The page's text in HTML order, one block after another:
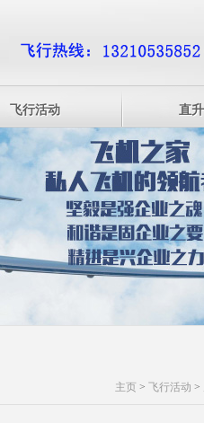
飞行活动 直
主页 > 飞行活动 >